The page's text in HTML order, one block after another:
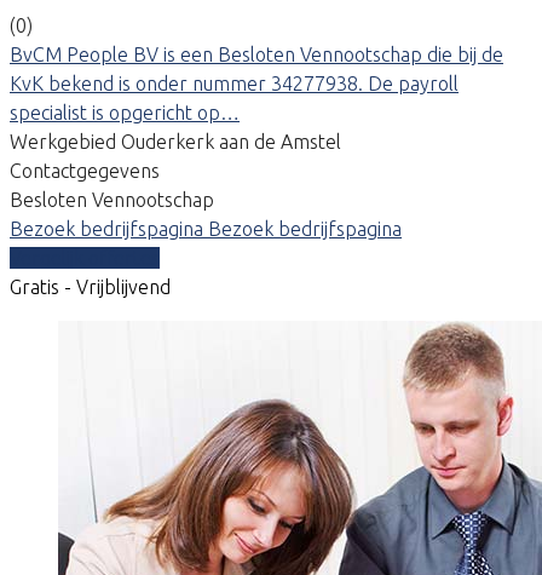
(0)
BvCM People BV is een Besloten Vennootschap die bij de
KvK bekend is onder nummer 34277938. De payroll
specialist is opgericht op…
Werkgebied Ouderkerk aan de Amstel
Contactgegevens
Besloten Vennootschap
Bezoek bedrijfspagina Bezoek bedrijfspagina
Gratis - Vrijblijvend